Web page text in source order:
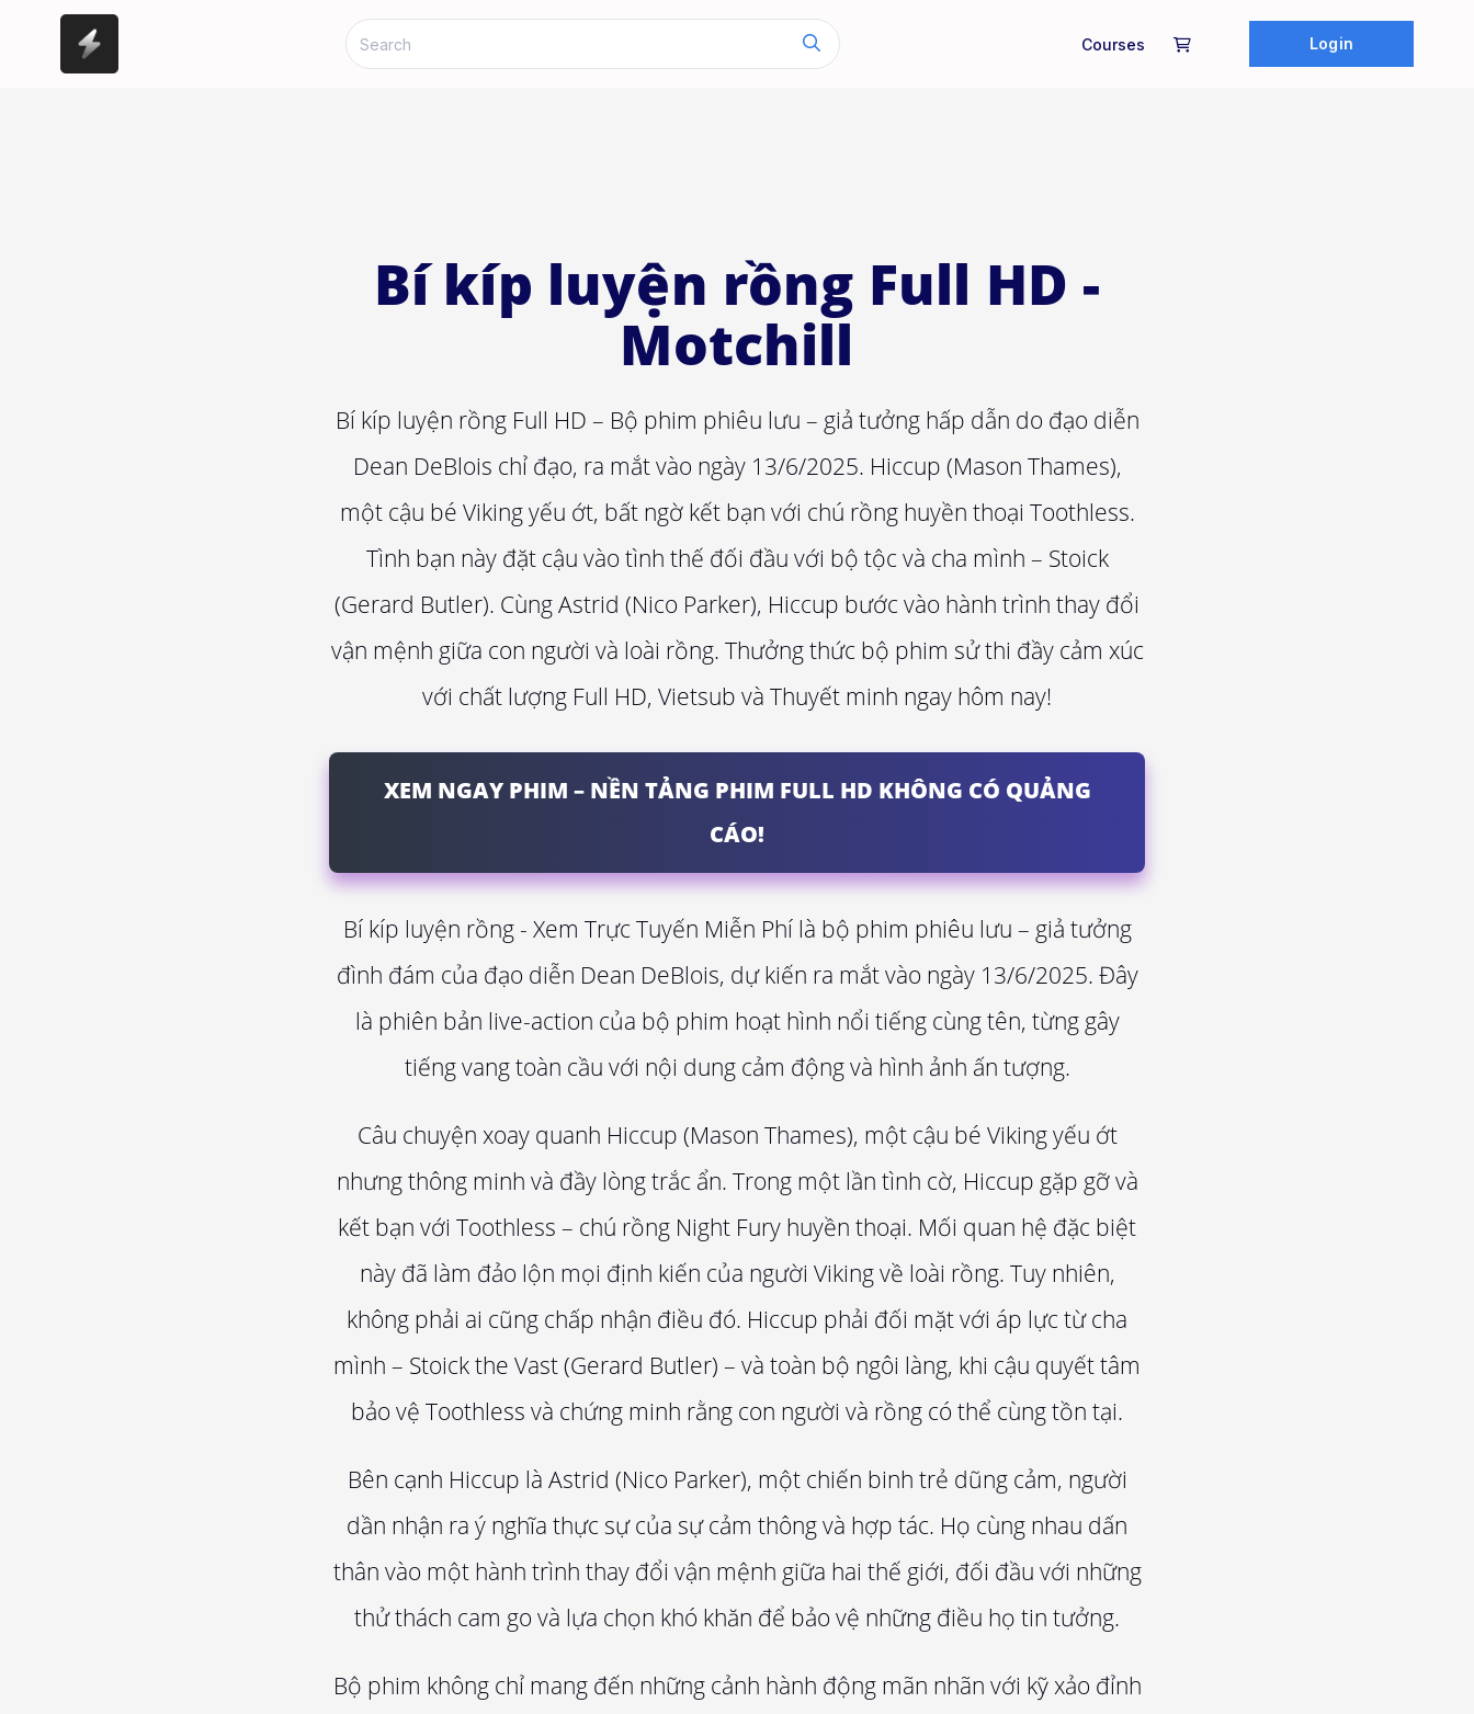
Courses Login
Bí kíp luyện rồng Full HD -
Motchill
Bí kíp luyện rồng Full HD – Bộ phim phiêu lưu – giả tưởng hấp dẫn do đạo diễn
Dean DeBlois chỉ đạo, ra mắt vào ngày 13/6/2025. Hiccup (Mason Thames),
một cậu bé Viking yếu ớt, bất ngờ kết bạn với chú rồng huyền thoại Toothless.
Tình bạn này đặt cậu vào tình thế đối đầu với bộ tộc và cha mình – Stoick
(Gerard Butler). Cùng Astrid (Nico Parker), Hiccup bước vào hành trình thay đổi
vận mệnh giữa con người và loài rồng. Thưởng thức bộ phim sử thi đầy cảm xúc
với chất lượng Full HD, Vietsub và Thuyết minh ngay hôm nay!
XEM NGAY PHIM – NỀN TẢNG PHIM FULL HD KHÔNG CÓ QUẢNG
CÁO!
Bí kíp luyện rồng - Xem Trực Tuyến Miễn Phí là bộ phim phiêu lưu – giả tưởng
đình đám của đạo diễn Dean DeBlois, dự kiến ra mắt vào ngày 13/6/2025. Đây
là phiên bản live-action của bộ phim hoạt hình nổi tiếng cùng tên, từng gây
tiếng vang toàn cầu với nội dung cảm động và hình ảnh ấn tượng.
Câu chuyện xoay quanh Hiccup (Mason Thames), một cậu bé Viking yếu ớt
nhưng thông minh và đầy lòng trắc ẩn. Trong một lần tình cờ, Hiccup gặp gỡ và
kết bạn với Toothless – chú rồng Night Fury huyền thoại. Mối quan hệ đặc biệt
này đã làm đảo lộn mọi định kiến của người Viking về loài rồng. Tuy nhiên,
không phải ai cũng chấp nhận điều đó. Hiccup phải đối mặt với áp lực từ cha
mình – Stoick the Vast (Gerard Butler) – và toàn bộ ngôi làng, khi cậu quyết tâm
bảo vệ Toothless và chứng minh rằng con người và rồng có thể cùng tồn tại.
Bên cạnh Hiccup là Astrid (Nico Parker), một chiến binh trẻ dũng cảm, người
dần nhận ra ý nghĩa thực sự của sự cảm thông và hợp tác. Họ cùng nhau dấn
thân vào một hành trình thay đổi vận mệnh giữa hai thế giới, đối đầu với những
thử thách cam go và lựa chọn khó khăn để bảo vệ những điều họ tin tưởng.
Bộ phim không chỉ mang đến những cảnh hành động mãn nhãn với kỹ xảo đỉnh